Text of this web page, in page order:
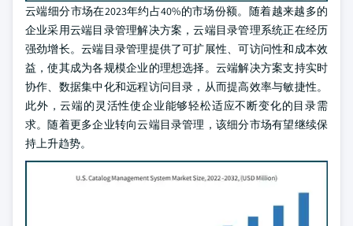
云端细分市场在2023年约占40%的市场份额。随着越来越多的
企业采用云端目录管理解决方案，云端目录管理系统正在经历
强劲增长。云端目录管理提供了可扩展性、可访问性和成本效
益，使其成为各规模企业的理想选择。云端解决方案支持实时
协作、数据集中化和远程访问目录，从而提高效率与敏捷性。
此外，云端的灵活性使企业能够轻松适应不断变化的目录需
求。随着更多企业转向云端目录管理，该细分市场有望继续保
持上升趋势。